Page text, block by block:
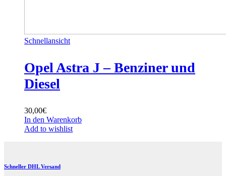
Schnellansicht
Opel Astra J – Benziner und
Diesel
30,00€
In den Warenkorb
Add to wishlist
Schneller DHL Versand